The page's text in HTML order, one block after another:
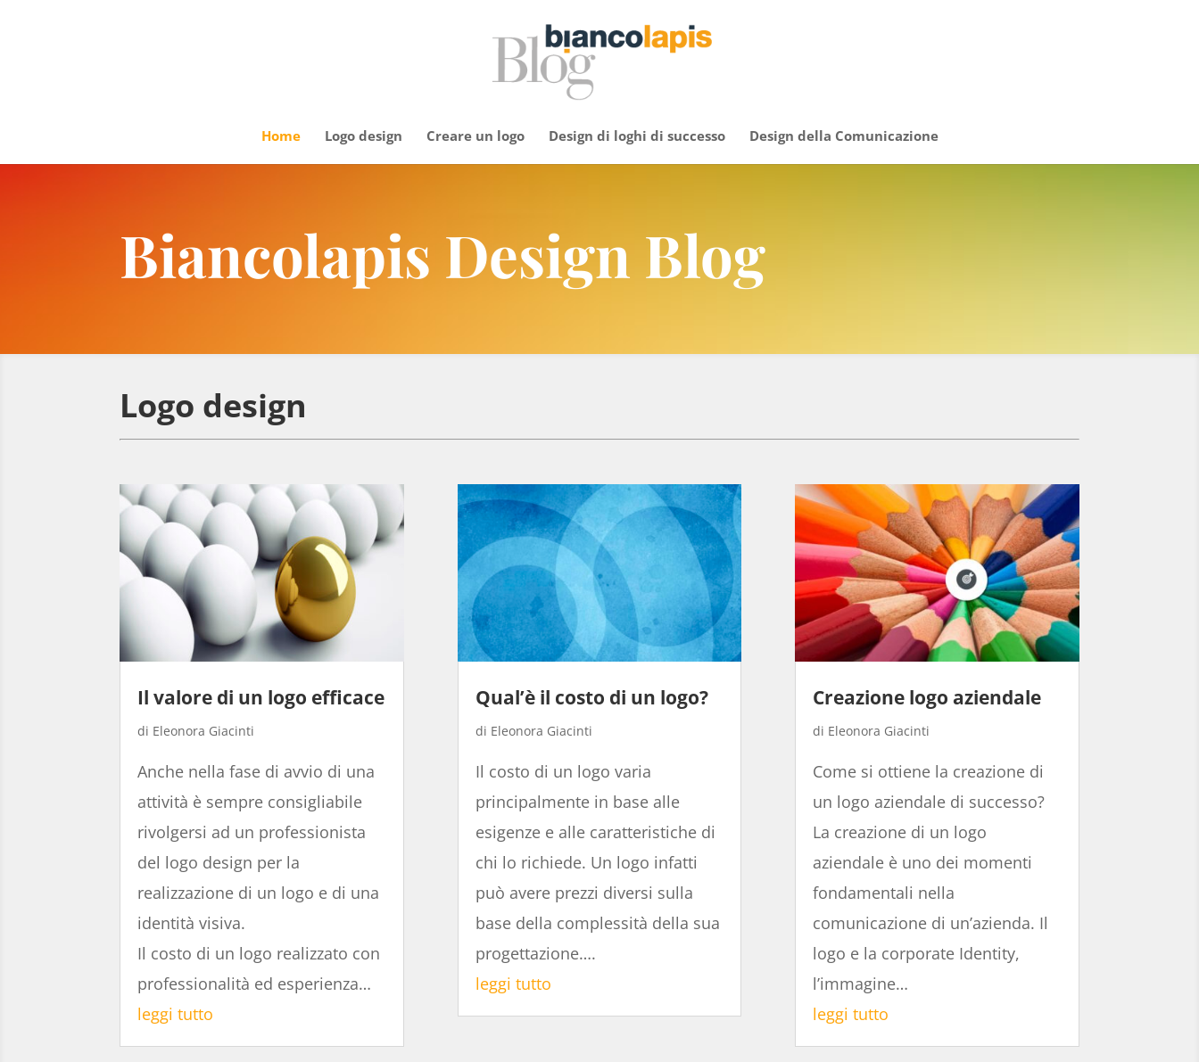
Home Logo design Creare un logo Design di loghi di successo Design della Comunicazione
Biancolapis Design Blog
Logo design
Il valore di un logo efficace
Eleonora Giacinti
Anche nella fase di avvio di una
attività è sempre consigliabile
rivolgersi ad un professionista
del logo design per la
realizzazione di un logo e di una
identità visiva.
Il costo di un logo realizzato con
professionalità ed esperienza…
leggi tutto
Qual’è il costo di un logo?
Eleonora Giacinti
Il costo di un logo varia
principalmente in base alle
esigenze e alle caratteristiche di
chi lo richiede. Un logo infatti
può avere prezzi diversi sulla
base della complessità della sua
progettazione….
leggi tutto
Creazione logo aziendale
Eleonora Giacinti
Come si ottiene la creazione di
un logo aziendale di successo?
La creazione di un logo
aziendale è uno dei momenti
fondamentali nella
comunicazione di un’azienda. Il
logo e la corporate Identity,
l’immagine…
leggi tutto